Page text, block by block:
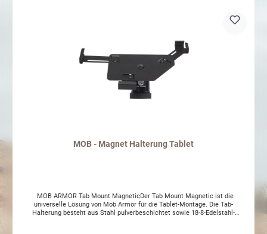
MOB - Magnet Halterung Tablet
MOB ARMOR Tab Mount MagneticDer Tab Mount Magnetic ist die
universelle Lösung von Mob Armor für die Tablet-Montage. Die Tab-
Halterung besteht aus Stahl pulverbeschichtet sowie 18-8-Edelstahl-